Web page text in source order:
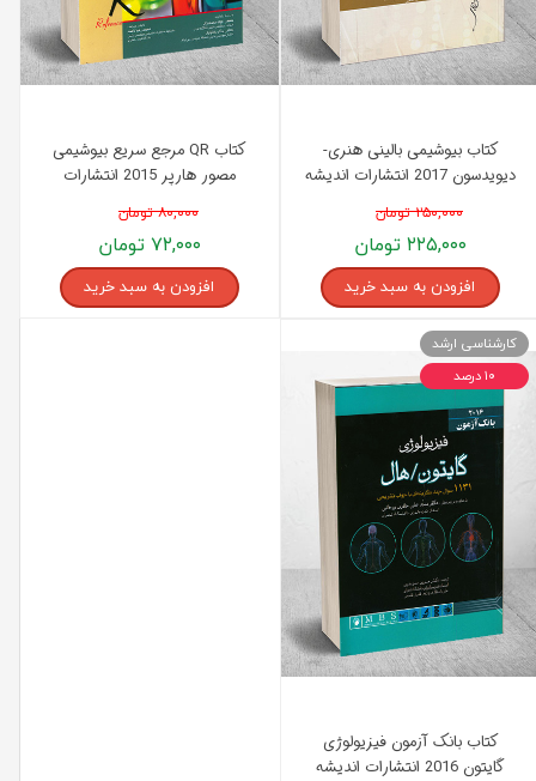
کتاب بیوشیمی بالینی هنری-
دیویدسون 2017 انتشارات اندیشه
۲۵۰,۰۰۰ تومان
۲۲۵,۰۰۰ تومان
افزودن به سبد خرید
کتاب QR مرجع سریع بیوشیمی
مصور هارپر 2015 انتشارات
۸۰,۰۰۰ تومان
۷۲,۰۰۰ تومان
افزودن به سبد خرید
کتاب بانک آزمون فیزیولوژی
گایتون 2016 انتشارات اندیشه
کارشناسی ارشد
۱۰ درصد